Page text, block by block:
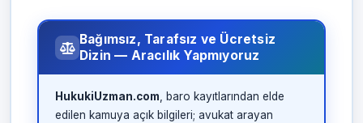
Bağımsız, Tarafsız ve Ücretsiz
Dizin — Aracılık Yapmıyoruz
HukukiUzman.com , baro kayıtlarından elde
edilen kamuya açık bilgileri; avukat arayan